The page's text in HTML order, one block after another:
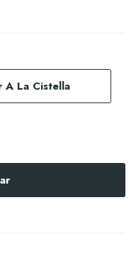
A La Cistella